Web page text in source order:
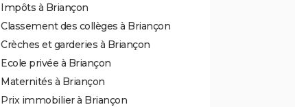
Impôts à Briançon
Classement des collèges à Briançon
Crèches et garderies à Briançon
Ecole privée à Briançon
Maternités à Briançon
Prix immobilier à Briançon